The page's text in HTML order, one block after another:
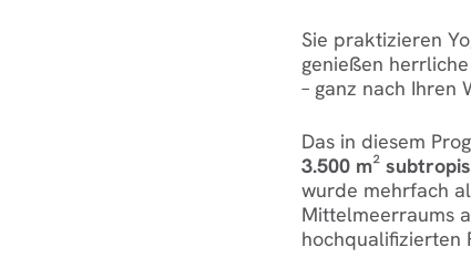
Sie praktizieren
genießen
– ganz nach Ihren
Das in diesem
3.500 m²
wurde mehrfach
Mittelmeerraums
hochqualifizierten